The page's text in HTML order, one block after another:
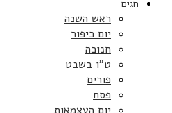
חגים
ראש השנה
יום כיפור
חנוכה
ט”ו בשבט
פורים
פסח